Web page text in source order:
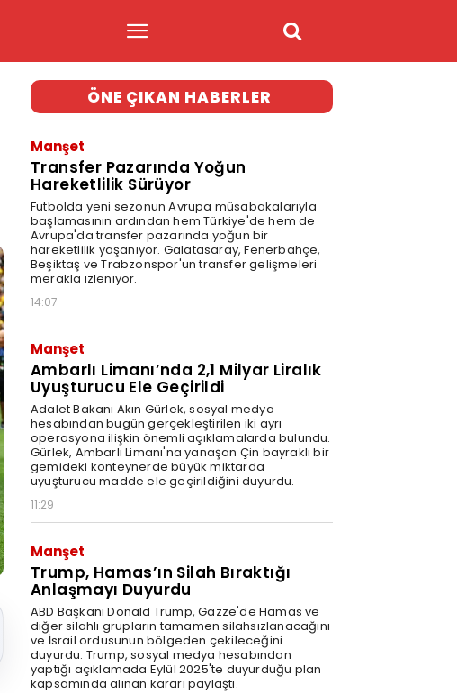
ÖNE ÇIKAN HABERLER
Manşet
Transfer Pazarında Yoğun
Hareketlilik Sürüyor
Futbolda yeni sezonun Avrupa müsabakalarıyla
başlamasının ardından hem Türkiye'de hem de
Avrupa'da transfer pazarında yoğun bir
hareketlilik yaşanıyor. Galatasaray, Fenerbahçe,
Beşiktaş ve Trabzonspor'un transfer gelişmeleri
merakla izleniyor.
14:07
Manşet
Ambarlı Limanı’nda 2,1 Milyar Liralık
Uyuşturucu Ele Geçirildi
Adalet Bakanı Akın Gürlek, sosyal medya
hesabından bugün gerçekleştirilen iki ayrı
operasyona ilişkin önemli açıklamalarda bulundu.
Gürlek, Ambarlı Limanı'na yanaşan Çin bayraklı bir
gemideki konteynerde büyük miktarda
uyuşturucu madde ele geçirildiğini duyurdu.
11:29
Manşet
Trump, Hamas’ın Silah Bıraktığı
Anlaşmayı Duyurdu
ABD Başkanı Donald Trump, Gazze'de Hamas ve
diğer silahlı grupların tamamen silahsızlanacağını
ve İsrail ordusunun bölgeden çekileceğini
duyurdu. Trump, sosyal medya hesabından
yaptığı açıklamada Eylül 2025'te duyurduğu plan
kapsamında alınan kararı paylaştı.